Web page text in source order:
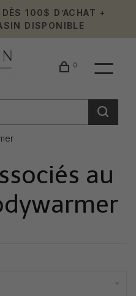
100$ D’ACHAT +
DISPONIBLE
0
au